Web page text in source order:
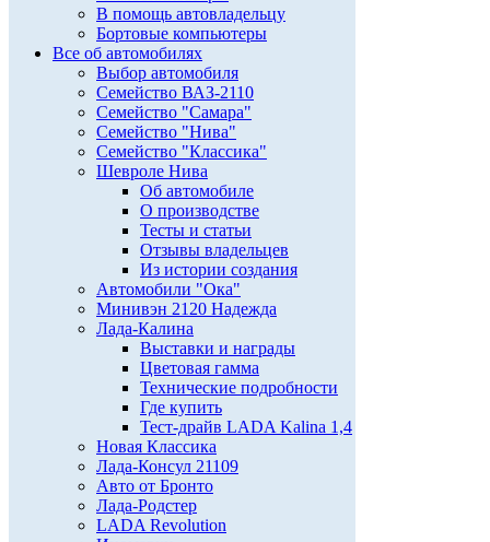
В помощь автовладельцу
Бортовые компьютеры
Все об автомобилях
Выбор автомобиля
Семейство ВАЗ-2110
Семейство "Самара"
Семейство "Нива"
Семейство "Классика"
Шевроле Нива
Об автомобиле
О производстве
Тесты и статьи
Отзывы владельцев
Из истории создания
Автомобили "Ока"
Минивэн 2120 Надежда
Лада-Калина
Выставки и награды
Цветовая гамма
Технические подробности
Где купить
Тест-драйв LADA Kalina 1,4
Новая Классика
Лада-Консул 21109
Авто от Бронто
Лада-Родстер
LADA Revolution